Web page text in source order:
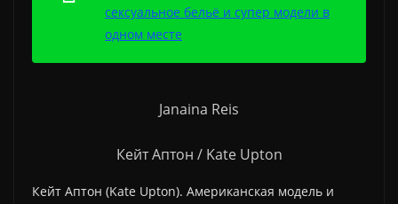
сексуальное бельё и супер модели в
одном месте
Janaina Reis
Кейт Аптон / Kate Upton
Кейт Аптон (Kate Upton). Американская модель и